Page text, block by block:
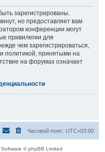
зарегистрированы.
но предоставляет вам
конференции могут
привилегии для
чем зарегистрироваться,
политикой, принятыми на
на форумах означает
Часовой пояс: UTC+03:00
© phpBB Limited